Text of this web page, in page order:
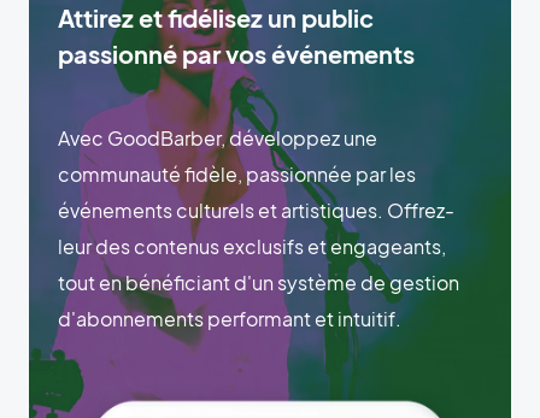
Attirez et fidélisez un public
passionné par vos événements
Avec GoodBarber, développez une
communauté fidèle, passionnée par les
événements culturels et artistiques. Offrez-
leur des contenus exclusifs et engageants,
tout en bénéficiant d'un système de gestion
d'abonnements performant et intuitif.